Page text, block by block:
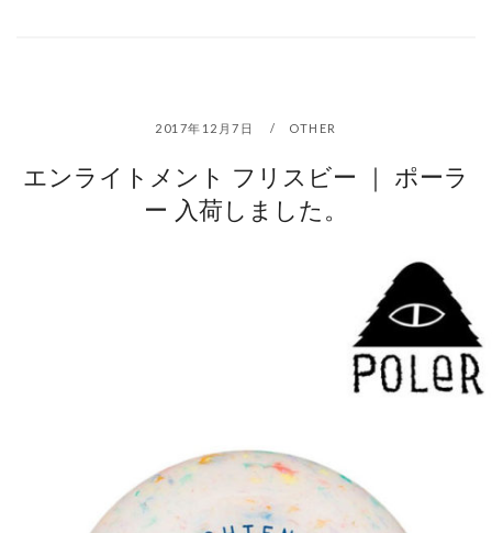
2017年12月7日 OTHER
エンライトメント フリスビー ｜ ポーラ
ー 入荷しました。